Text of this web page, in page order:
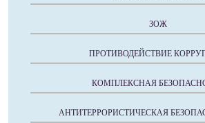
ЗОЖ
ПРОТИВОДЕЙСТВИЕ
КОМПЛЕКСНАЯ
АНТИТЕРРОРИСТИЧЕСКАЯ